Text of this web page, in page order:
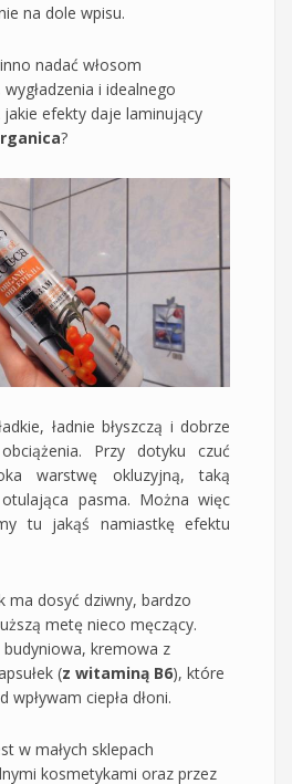
na dole wpisu.
nadać włosom
i idealnego
jakie efekty daje laminujący
?
ładnie błyszczą i dobrze
Przy dotyku czuć
warstwę okluzyjną, taką
pasma. Można więc
tu jakąś namiastkę efektu
ma dosyć dziwny, bardzo
metę nieco męczący.
kremowa z
(z witaminą B6), które
ciepła dłoni.
w małych sklepach
kosmetykami oraz przez